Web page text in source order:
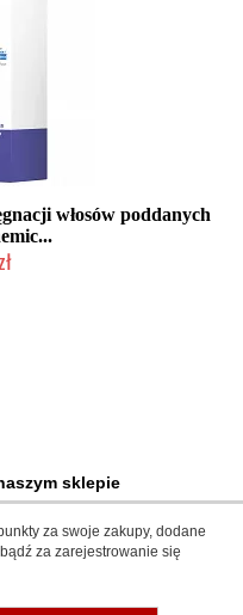
włosów poddanych
sklepie
za swoje zakupy, dodane
za zarejestrowanie się